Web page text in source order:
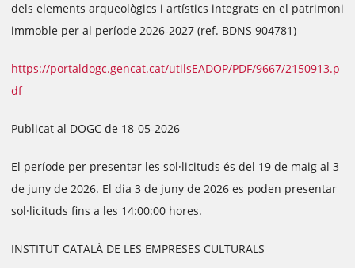
dels elements arqueològics i artístics integrats en el patrimoni
immoble per al període 2026-2027 (ref. BDNS 904781)
https://portaldogc.gencat.cat/utilsEADOP/PDF/9667/2150913.p
df
Publicat al DOGC de 18-05-2026
El període per presentar les sol·licituds és del 19 de maig al 3
de juny de 2026. El dia 3 de juny de 2026 es poden presentar
sol·licituds fins a les 14:00:00 hores.
INSTITUT CATALÀ DE LES EMPRESES CULTURALS